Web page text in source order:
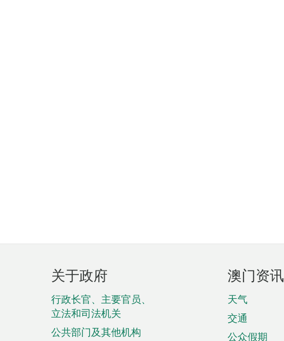
页
脚
菜
单
关于政府
行政长官、主要官员、
立法和司法机关
公共部门及其他机构
澳门资讯
天气
交通
公众假期